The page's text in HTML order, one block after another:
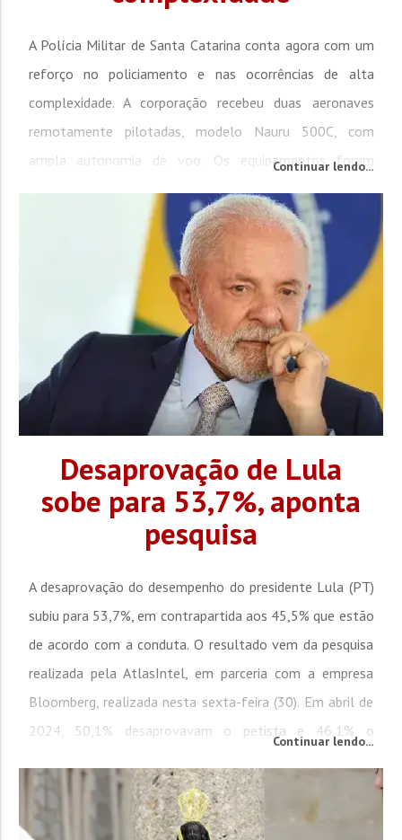
A Polícia Militar de Santa Catarina conta agora com um
reforço no policiamento e nas ocorrências de alta
complexidade. A corporação recebeu duas aeronaves
remotamente pilotadas, modelo Nauru 500C, com
ampla autonomia de voo. Os equipamentos foram
Público de Santa Catarina (MPSC) e serão empregados
pelo Batalhão de Aviação da Polícia Militar...
Continuar lendo...
Desaprovação de Lula
sobe para 53,7%, aponta
pesquisa
A desaprovação do desempenho do presidente Lula (PT)
subiu para 53,7%, em contrapartida aos 45,5% que estão
de acordo com a conduta. O resultado vem da pesquisa
realizada pela AtlasIntel, em parceria com a empresa
Bloomberg, realizada nesta sexta-feira (30). Em abril de
2024, 50,1% desaprovavam o petista e 46,1% o
das melhores: o número daqueles que definem como
ruim ou péssimo...
Continuar lendo...